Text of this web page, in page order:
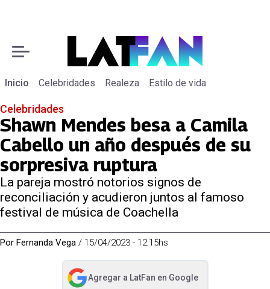
Inicio Celebridades Realeza Estilo de vida
Celebridades
Shawn Mendes besa a Camila
Cabello un año después de su
sorpresiva ruptura
La pareja mostró notorios signos de
reconciliación y acudieron juntos al famoso
festival de música de Coachella
Por Fernanda Vega / 15/04/2023 - 12:15hs
Agregar a LatFan en Google
abre en nueva pestaña